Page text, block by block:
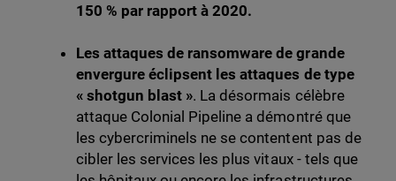
150 % par rapport à 2020.
Les attaques de ransomware de grande
envergure éclipsent les attaques de type
« shotgun blast ». La désormais célèbre
attaque Colonial Pipeline a démontré que
les cybercriminels ne se contentent pas de
cibler les services les plus vitaux - tels que